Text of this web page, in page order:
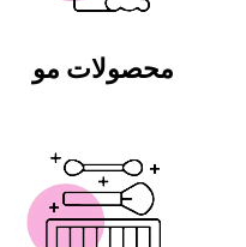
محصولات مو